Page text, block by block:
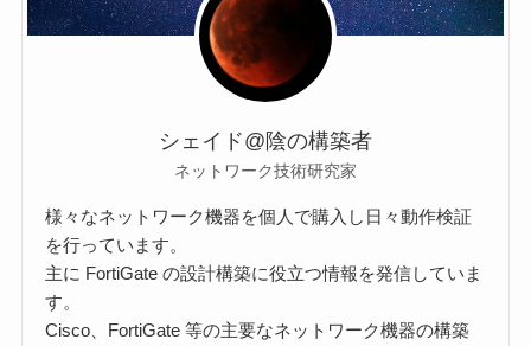
シェイド@陰の構築者
ネットワーク技術研究家
様々なネットワーク機器を個人で購入し日々動作検証
を行っています。
主に FortiGate の設計構築に役立つ情報を発信していま
す。
Cisco、FortiGate 等の主要なネットワーク機器の構築